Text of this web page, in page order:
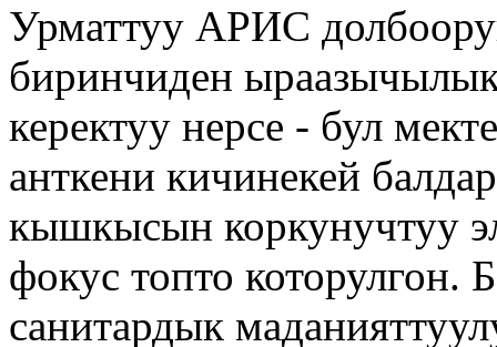
Урматтуу АРИС
биринчиден
керектуу нерсе - бул
анткени кичинекей
кышкысын коркунучтуу
фокус топто которулгон.
санитардык